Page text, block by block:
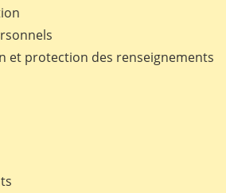
et protection des renseignements